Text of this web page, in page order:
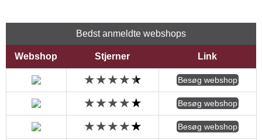
Bedst anmeldte webshops
Webshop Stjerner Link
Besøg webshop
Besøg webshop
Besøg webshop